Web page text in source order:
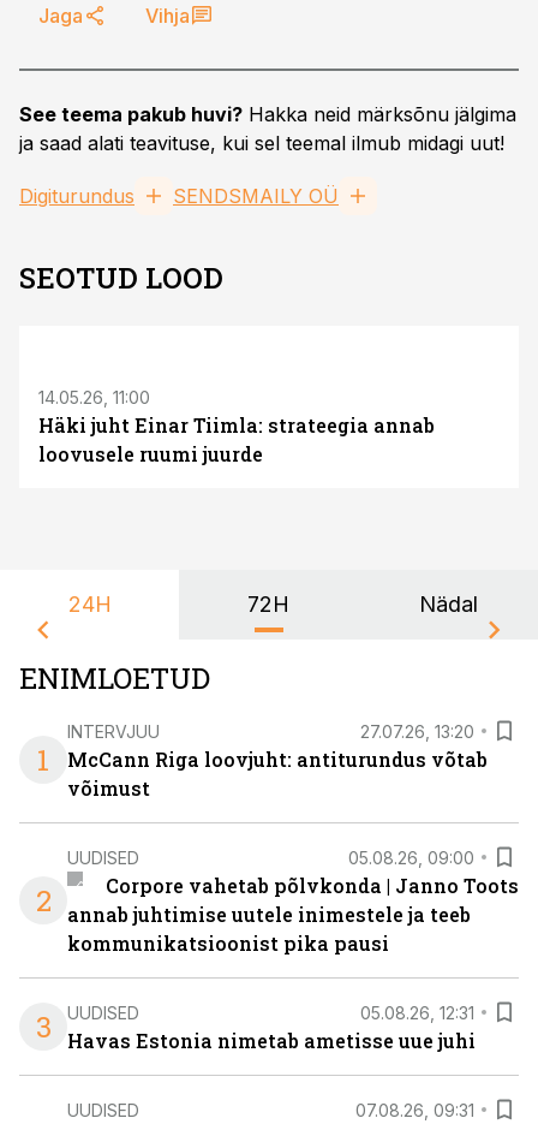
Jaga Vihja
See teema pakub huvi? Hakka neid märksõnu jälgima
ja saad alati teavituse, kui sel teemal ilmub midagi uut!
Digiturundus SENDSMAILY OÜ
SEOTUD LOOD
14.05.26, 11:00
Häki juht Einar Tiimla: strateegia annab
loovusele ruumi juurde
24H 72H Nädal
ENIMLOETUD
1
INTERVJUU 27.07.26, 13:20
McCann Riga loovjuht: antiturundus võtab
võimust
2
UUDISED 05.08.26, 09:00
Corpore vahetab põlvkonda | Janno Toots
annab juhtimise uutele inimestele ja teeb
kommunikatsioonist pika pausi
3 UUDISED 05.08.26, 12:31
Havas Estonia nimetab ametisse uue juhi
UUDISED 07.08.26, 09:31